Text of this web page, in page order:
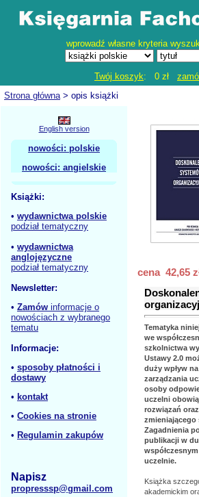
wprowadź własne kryteria
Twój koszyk: 0 zł
Strona główna> opis książki
English version
nowości: polskie
nowości: angielskie
Książki:
• wydawnictwa polskie
podział tematyczny
• wydawnictwa
anglojęzyczne
podział tematyczny
Newsletter:
• Zamów informacje o
nowościach z wybranego
tematu
Informacje:
• sposoby płatności i
dostawy
• kontakt
• Cookies na stronie
• Regulamin zakupów
Napisz
propresssp@gmail.com
cena 42,65
Tematyka
we
szkolnictwa
Ustawy 2.0
duży wpływ
zarządzania
osoby
uczelni
rozwiązań
zmieniającego
Zagadnienia
publikacji w
uczelnie.
Książka
akademickim